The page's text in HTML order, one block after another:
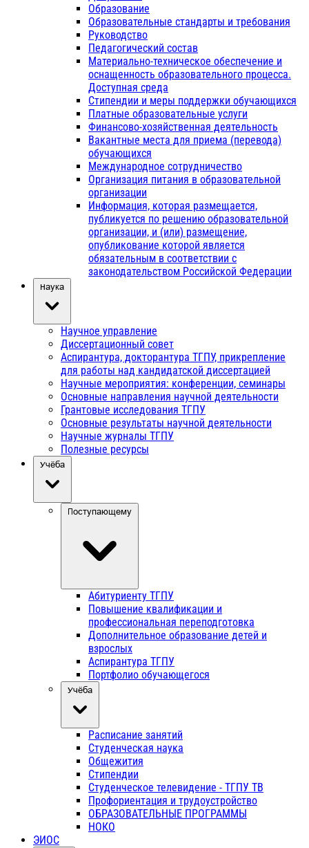
Образование
Образовательные стандарты и требования
Руководство
Педагогический состав
Материально-техническое обеспечение и
оснащенность образовательного процесса.
Доступная среда
Стипендии и меры поддержки обучающихся
Платные образовательные услуги
Финансово-хозяйственная деятельность
Вакантные места для приема (перевода)
обучающихся
Международное сотрудничество
Организация питания в образовательной
организации
Информация, которая размещается,
публикуется по решению образовательной
организации, и (или) размещение,
опубликование которой является
обязательным в соответствии с
законодательством Российской Федерации
Наука
Научное управление
Диссертационный совет
Аспирантура, докторантура ТГПУ, прикрепление
для работы над кандидатской диссертацией
Научные мероприятия: конференции, семинары
Основные направления научной деятельности
Грантовые исследования ТГПУ
Основные результаты научной деятельности
Научные журналы ТГПУ
Полезные ресурсы
Учёба
Поступающему
Абитуриенту ТГПУ
Повышение квалификации и
профессиональная переподготовка
Дополнительное образование детей и
взрослых
Аспирантура ТГПУ
Портфолио обучающегося
Учёба
Расписание занятий
Студенческая наука
Общежития
Стипендии
Студенческое телевидение - ТГПУ ТВ
Профориентация и трудоустройство
ОБРАЗОВАТЕЛЬНЫЕ ПРОГРАММЫ
НОКО
ЭИОС